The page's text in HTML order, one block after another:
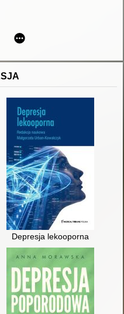
T. 3
boli
Depresja lekooporna